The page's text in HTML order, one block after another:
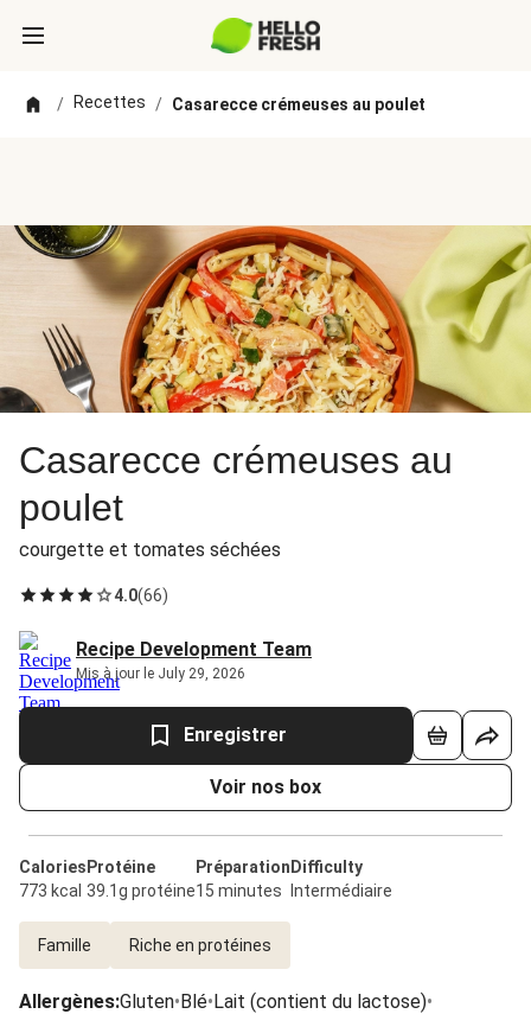
/ Recettes / Casarecce crémeuses au poulet
Casarecce crémeuses au
poulet
courgette et tomates séchées
4.0(66)
Recipe Development Team
Mis à jour le July 29, 2026
Enregistrer
Voir nos box
Calories
773 kcal
Protéine
39.1g protéine
Préparation
15 minutes
Difficulty
Intermédiaire
Famille Riche en protéines
Allergènes:Gluten•Blé•Lait (contient du lactose)•